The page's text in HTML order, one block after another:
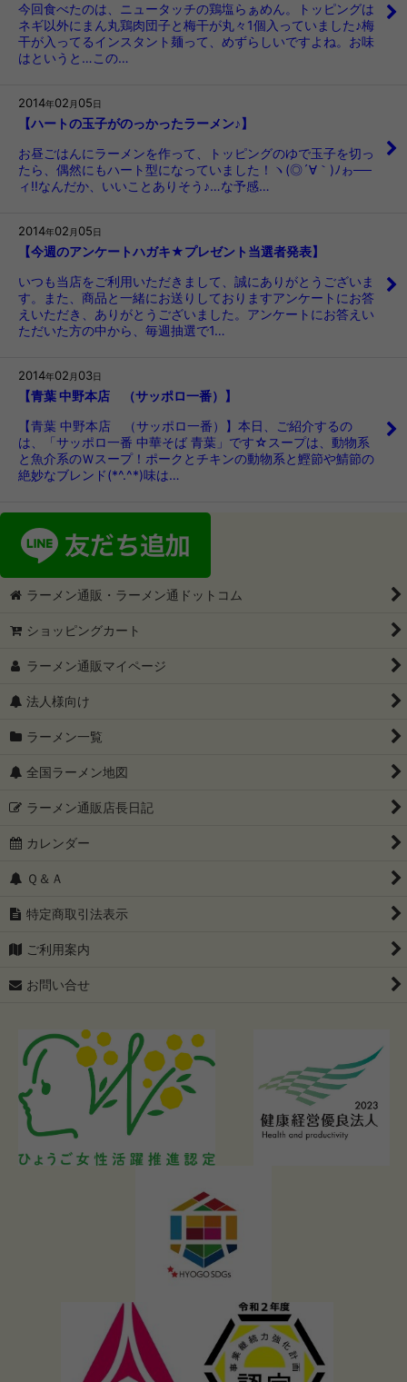
今回食べたのは、ニュータッチの鶏塩らぁめん。トッピングは
ネギ以外にまん丸鶏肉団子と梅干が丸々1個入っていました♪梅
干が入ってるインスタント麺って、めずらしいですよね。お味
はというと…この…
2014年02 月 05 日
【ハートの玉子がのっかったラーメン♪】
お昼ごはんにラーメンを作って、トッピングのゆで玉子を切っ
たら、偶然にもハート型になっていました！ヽ(◎´∀｀)ﾉゎ──
ィ!!なんだか、いいことありそう♪…な予感…
2014年02 月 05 日
【今週のアンケートハガキ★プレゼント当選者発表】
いつも当店をご利用いただきまして、誠にありがとうございま
す。また、商品と一緒にお送りしておりますアンケートにお答
えいただき、ありがとうございました。アンケートにお答えい
ただいた方の中から、毎週抽選で1…
2014年02 月 03日
【青葉 中野本店 （サッポロ一番）】
【青葉 中野本店 （サッポロ一番）】本日、ご紹介するの
は、「サッポロ一番 中華そば 青葉」です☆スープは、動物系
と魚介系のＷスープ！ポークとチキンの動物系と鰹節や鯖節の
絶妙なブレンド(*^.^*)味は…
ラーメン通販・ラーメン通ドットコム
ショッピングカート
ラーメン通販マイページ
法人様向け
ラーメン一覧
全国ラーメン地図
ラーメン通販店長日記
カレンダー
Ｑ＆Ａ
特定商取引法表示
ご利用案内
お問い合せ